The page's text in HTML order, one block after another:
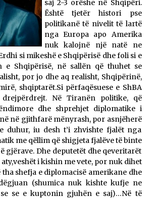
116
ngrihet Atdheu
vjetori lufte: Çfarë shkruan
Heroin e Popullit, Mumin
KOMBËTARE PËR
– NGA ÇIZE XHAFERAJ
PËR
I MATEMATIKËS, POR
saj 2-3 orëshe në Shqipëri.
Është tjetër histori pse
politikanë të nivelit të lartë
nga Europa apo Amerika
nuk kalojnë një natë ne
si mikeshë e Shqipërisë dhe foli si e
e Shqipërisë, në sallën që thuhet se
por jo dhe aq realisht, Shqipërinë,
shqiptarët.Si përfaqësuese e ShBA
Në Tiranën politike, që
dhe shprehjet diplomatike i
në gjithfarë mënyrash, por asnjëherë
duhur, iu desh t’i zhvishte fjalët nga
me qëllim që shigjeta fjalëve të binte
gjërave. Dhe deputetët dhe qeveritarët
i kishin me vete, por nuk dihet
tha shefja e diplomacisë amerikane dhe
(shumica nuk kishte kufje ne
se e kuptonin gjuhën e saj)…Në të